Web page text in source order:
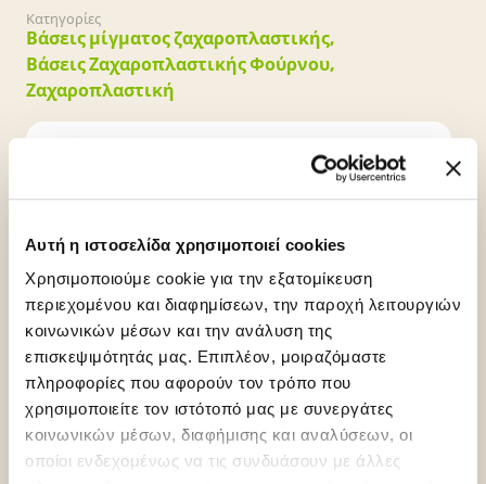
Αυτή η ιστοσελίδα χρησιμοποιεί cookies
Χρησιμοποιούμε cookie για την εξατομίκευση
περιεχομένου και διαφημίσεων, την παροχή λειτουργιών
κοινωνικών μέσων και την ανάλυση της
επισκεψιμότητάς μας. Επιπλέον, μοιραζόμαστε
πληροφορίες που αφορούν τον τρόπο που
χρησιμοποιείτε τον ιστότοπό μας με συνεργάτες
κοινωνικών μέσων, διαφήμισης και αναλύσεων, οι
οποίοι ενδεχομένως να τις συνδυάσουν με άλλες
Κατηγορίες
Βάσεις μίγματος ζαχαροπλαστικής,
Βάσεις Ζαχαροπλαστικής Φούρνου,
Ζαχαροπλαστική
8 σακούλες x 2kg (16kg)